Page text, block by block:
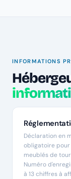
INFORMATIONS
Déclaration en
obligatoire pour
meublés de
Numéro
à 13 chiffres à